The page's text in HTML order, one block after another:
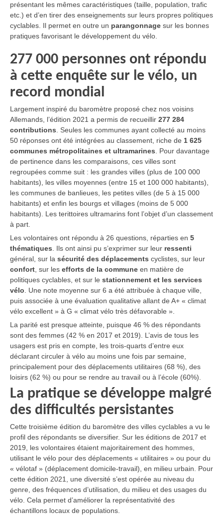
présentant les mêmes caractéristiques (taille, population, trafic
etc.) et d’en tirer des enseignements sur leurs propres politiques
cyclables. Il permet en outre un parangonnage sur les bonnes
pratiques favorisant le développement du vélo.
277 000 personnes ont répondu
à cette enquête sur le vélo, un
record mondial
Largement inspiré du baromètre proposé chez nos voisins
Allemands, l’édition 2021 a permis de recueillir 277 284
contributions . Seules les communes ayant collecté au moins
50 réponses ont été intégrées au classement, riche de 1 625
communes métropolitaines et ultramarines . Pour davantage
de pertinence dans les comparaisons, ces villes sont
regroupées comme suit : les grandes villes (plus de 100 000
habitants), les villes moyennes (entre 15 et 100 000 habitants),
les communes de banlieues, les petites villes (de 5 à 15 000
habitants) et enfin les bourgs et villages (moins de 5 000
habitants). Les terittoires ultramarins font l’objet d’un classement
à part.
Les volontaires ont répondu à 26 questions, réparties en 5
thématiques . Ils ont ainsi pu s’exprimer sur leur ressenti
général, sur la sécurité des déplacements cyclistes, sur leur
confort , sur les efforts de la commune en matière de
politiques cyclables, et sur le stationnement et les services
vélo . Une note moyenne sur 6 a été attribuée à chaque ville,
puis associée à une évaluation qualitative allant de A+ « climat
vélo excellent » à G « climat vélo très défavorable ».
La parité est presque atteinte, puisque 46 % des répondants
sont des femmes (42 % en 2017 et 2019). L’avis de tous les
usagers est pris en compte, les trois-quarts d’entre eux
déclarant circuler à vélo au moins une fois par semaine,
principalement pour des déplacements utilitaires (68 %), des
loisirs (62 %) ou pour se rendre au travail ou à l’école (60%).
La pratique se développe malgré
des difficultés persistantes
Cette troisième édition du baromètre des villes cyclables a vu le
profil des répondants se diversifier. Sur les éditions de 2017 et
2019, les volontaires étaient majoritairement des hommes,
utilisant le vélo pour des déplacements « utilitaires » ou pour du
« vélotaf » (déplacement domicile-travail), en milieu urbain. Pour
cette édition 2021, une diversité s’est opérée au niveau du
genre, des fréquences d’utilisation, du milieu et des usages du
vélo. Cela permet d’améliorer la représentativité des
échantillons locaux de populations.